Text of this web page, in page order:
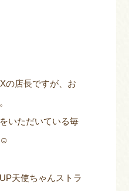
の店長ですが、お
いただいている毎
☺
天使ちゃんストラ